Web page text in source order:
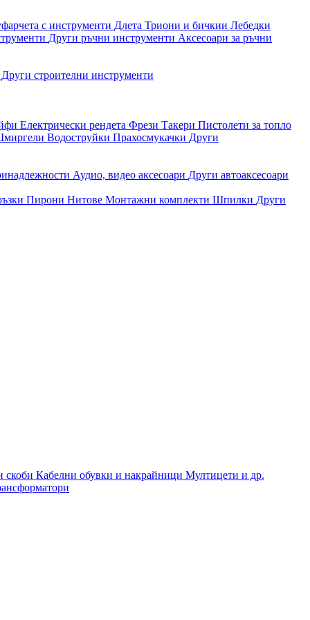
с инструменти Длета Триони и бичкии Лебедки
Други ръчни инструменти Аксесоари за ръчни
Други строителни инструменти
Електрически рендета Фрези Такери Пистолети за топло
Водоструйки Прахосмукачки Други
Аудио, видео аксесоари Други автоаксесоари
Пирони Нитове Монтажни комплекти Шпилки Други
скоби Кабелни обувки и накрайници Мултицети и др.